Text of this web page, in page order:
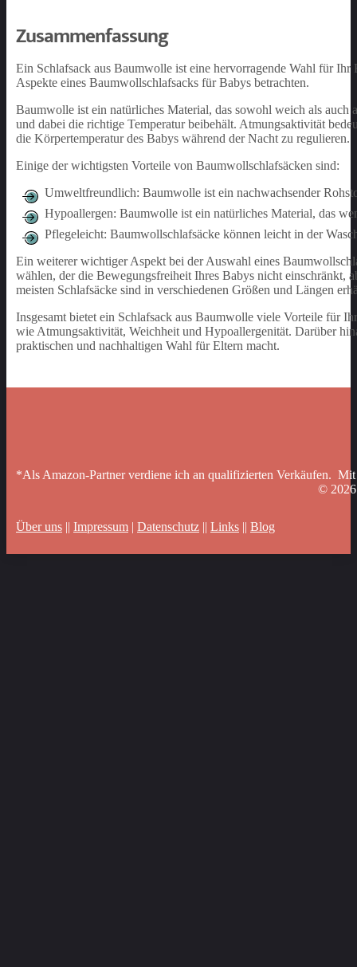
Zusammenfassung
Ein Schlafsack aus Baumwolle ist eine hervorragende Wahl für
Aspekte eines Baumwollschlafsacks für Babys betrachten.
Baumwolle ist ein natürliches Material, das sowohl weich als auch
und dabei die richtige Temperatur beibehält. Atmungsaktivität
die Körpertemperatur des Babys während der Nacht zu regulieren.
Einige der wichtigsten Vorteile von Baumwollschlafsäcken sind:
Umweltfreundlich: Baumwolle ist ein nachwachsender
Hypoallergen: Baumwolle ist ein natürliches Material, das
Pflegeleicht: Baumwollschlafsäcke können leicht in der
Ein weiterer wichtiger Aspekt bei der Auswahl eines
wählen, der die Bewegungsfreiheit Ihres Babys nicht einschränkt,
meisten Schlafsäcke sind in verschiedenen Größen und Längen
Insgesamt bietet ein Schlafsack aus Baumwolle viele Vorteile für
wie Atmungsaktivität, Weichheit und Hypoallergenität. Darüber
praktischen und nachhaltigen Wahl für Eltern macht.
*Als Amazon-Partner verdiene ich an qualifizierten Verkäufen.
©
Über uns || Impressum | Datenschutz || Links || Blog